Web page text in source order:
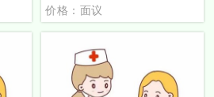
价格：面议